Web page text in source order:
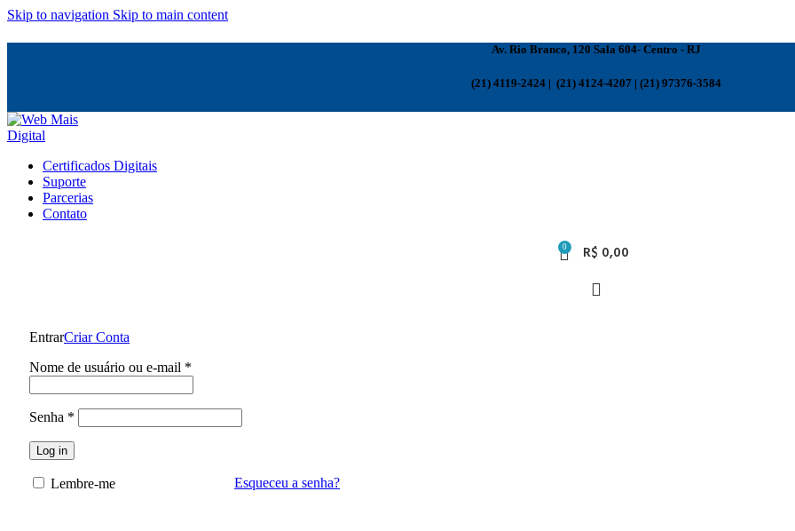
Skip to navigation Skip to main content
Av. Rio Branco, 120 Sala 604- Centro - RJ
(21) 4119-2424 | (21) 4124-4207 | (21) 97376-3584
Certificados Digitais
Suporte
Parcerias
Contato
0 R$ 0,00
EntrarCriar Conta
Nome de usuário ou e-mail *
Senha *
Log in
Esqueceu a senha?
Lembre-me